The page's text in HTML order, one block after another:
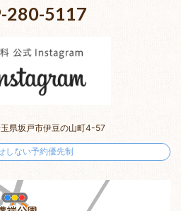
280-5117
県坂戸市伊豆の山町4-57
しない予約優先制